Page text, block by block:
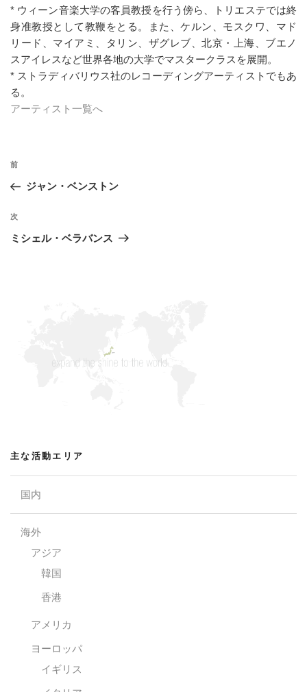
* ウィーン音楽大学の客員教授を行う傍ら、トリエステでは終
身准教授として教鞭をとる。また、ケルン、モスクワ、マド
リード、マイアミ、タリン、ザグレブ、北京・上海、ブエノ
スアイレスなど世界各地の大学でマスタークラスを展開。
* ストラディバリウス社のレコーディングアーティストでもあ
る。
アーティスト一覧へ
投
ビ
ゲ
過
去
投
稿
前
ジャン・ベンストン
次
の
次
ミシェル・ベラバンス
主な活動エリア
国内
海外
アジア
韓国
香港
アメリカ
ヨーロッパ
イギリス